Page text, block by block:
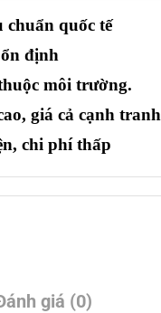
chuẩn quốc tế
định
môi trường.
giá cả cạnh tranh
chi phí thấp
giá (0)